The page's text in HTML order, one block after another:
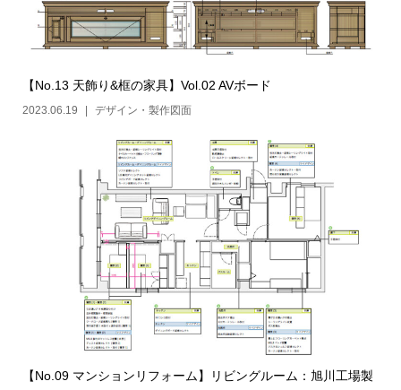
【No.13 天飾り&框の家具】Vol.02 AVボード
2023.06.19 デザイン・製作図面
【No.09 マンションリフォーム】リビングルーム：旭川工場製